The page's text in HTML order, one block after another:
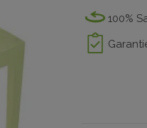
100%